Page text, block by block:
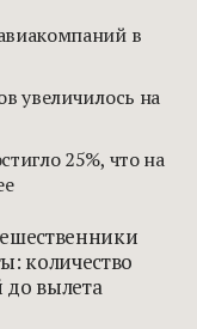
в
увеличилось на
25%, что на
количество
до вылета